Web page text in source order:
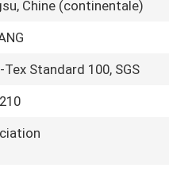
Chine (continentale)
Tex Standard 100, SGS